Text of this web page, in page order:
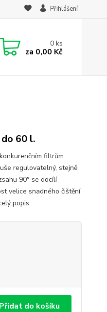
Přihlášení
0ks
za 0,00 Kč
60 l.
filtrům
regulovatelný, stejně
90° se docílí
velice snadného čištění
popis
Přidat do košíku